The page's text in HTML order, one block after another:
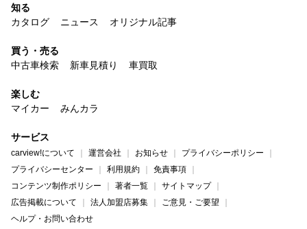
知る
カタログ
ニュース オリジナル記事
買う・売る
中古車検索
新車見積り 車買取
楽しむ
マイカー
みんカラ
サービス
carview!について 運営会社 お知らせ
プライバシーポリシー
プライバシーセンター
利用規約
免責事項
コンテンツ制作ポリシー
著者一覧
サイトマップ
広告掲載について
法人加盟店募集
ご意見・ご要望
ヘルプ・お問い合わせ